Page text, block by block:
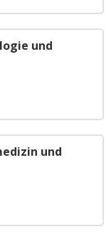
und
und